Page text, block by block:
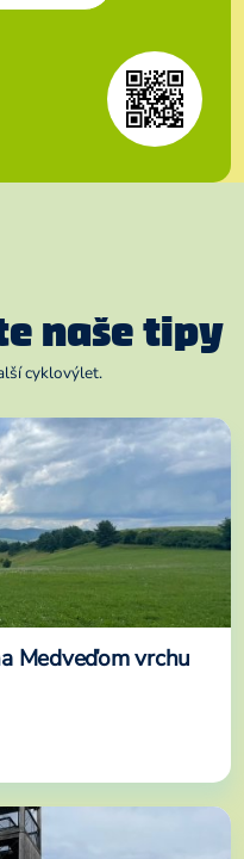
naše tipy
cyklovýlet.
Medveďom vrchu